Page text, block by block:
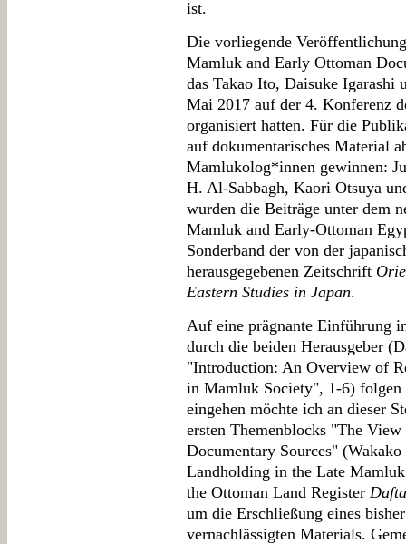
ist.
Die vorliegende
Mamluk and Early Ottoman
das Takao Ito, Daisuke
Mai 2017 auf der 4. Konferenz
organisiert hatten. Für die
auf dokumentarisches Material
Mamlukolog*innen gewinnen:
H. Al-Sabbagh, Kaori Otsuya
wurden die Beiträge unter dem
Mamluk and Early-Ottoman
Sonderband der von der
herausgegebenen Zeitschrift
Eastern Studies in Japan.
Auf eine prägnante Einführung
durch die beiden Herausgeber
"Introduction: An Overview of
in Mamluk Society", 1-6)
eingehen möchte ich an dieser
ersten Themenblocks "The
Documentary Sources"
Landholding in the Late
the Ottoman Land Register
um die Erschließung eines
vernachlässigten Materials.